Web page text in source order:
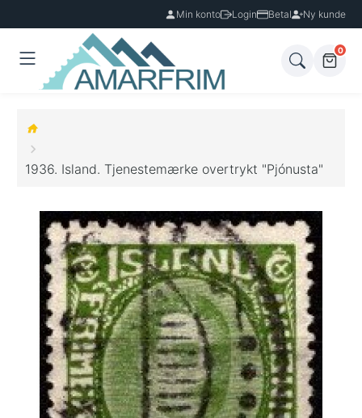
Min konto Login Betal Ny kunde
0
1936. Island. Tjenestemærke overtrykt "Pjónusta"